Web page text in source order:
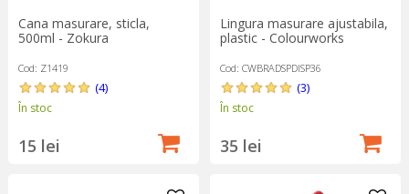
Cana masurare, sticla,
500ml - Zokura
Cod: Z1419
(4)
În stoc
15 lei
Lingura masurare ajustabila,
plastic - Colourworks
Cod: CWBRADSPDISP36
(3)
În stoc
35 lei